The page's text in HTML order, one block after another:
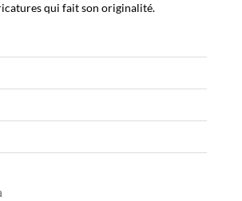
qui fait son originalité.